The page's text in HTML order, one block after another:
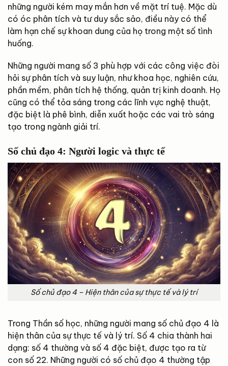
những người kém may mắn hơn về mặt trí tuệ. Mặc dù
có óc phân tích và tư duy sắc sảo, điều này có thể
làm hạn chế sự khoan dung của họ trong một số tình
huống.
Những người mang số 3 phù hợp với các công việc đòi
hỏi sự phân tích và suy luận, như khoa học, nghiên cứu,
phần mềm, phân tích hệ thống, quản trị kinh doanh. Họ
cũng có thể tỏa sáng trong các lĩnh vực nghệ thuật,
đặc biệt là phê bình, diễn xuất hoặc các vai trò sáng
tạo trong ngành giải trí.
Số chủ đạo 4: Người logic và thực tế
Số chủ đạo 4 – Hiện thân của sự thực tế và lý trí
Trong Thần số học, những người mang số chủ đạo 4 là
hiện thân của sự thực tế và lý trí. Số 4 chia thành hai
dạng: số 4 thường và số 4 đặc biệt, được tạo ra từ
con số 22. Những người có số chủ đạo 4 thường tập